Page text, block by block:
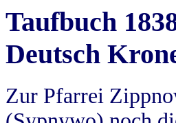
Taufbuch
Deutsch
Zur Pfarrei